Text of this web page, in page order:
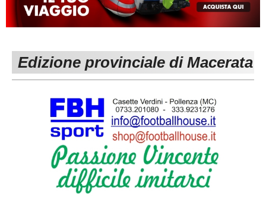
MACERATA
Carica la tua Rosa
ECCELLENZA
1^ CATEGORIA
3^ CATEGORIA
GIOVANILI
REGIONALI
Edizione provinciale di Macerata